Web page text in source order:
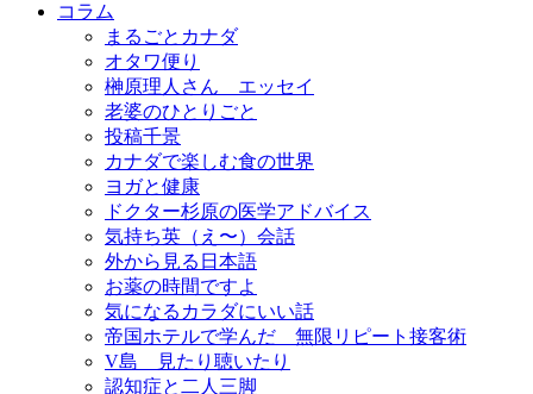
コラム
まるごとカナダ
オタワ便り
榊原理人さん エッセイ
老婆のひとりごと
投稿千景
カナダで楽しむ食の世界
ヨガと健康
ドクター杉原の医学アドバイス
気持ち英（え〜）会話
外から見る日本語
お薬の時間ですよ
気になるカラダにいい話
帝国ホテルで学んだ 無限リピート接客術
V島 見たり聴いたり
認知症と二人三脚